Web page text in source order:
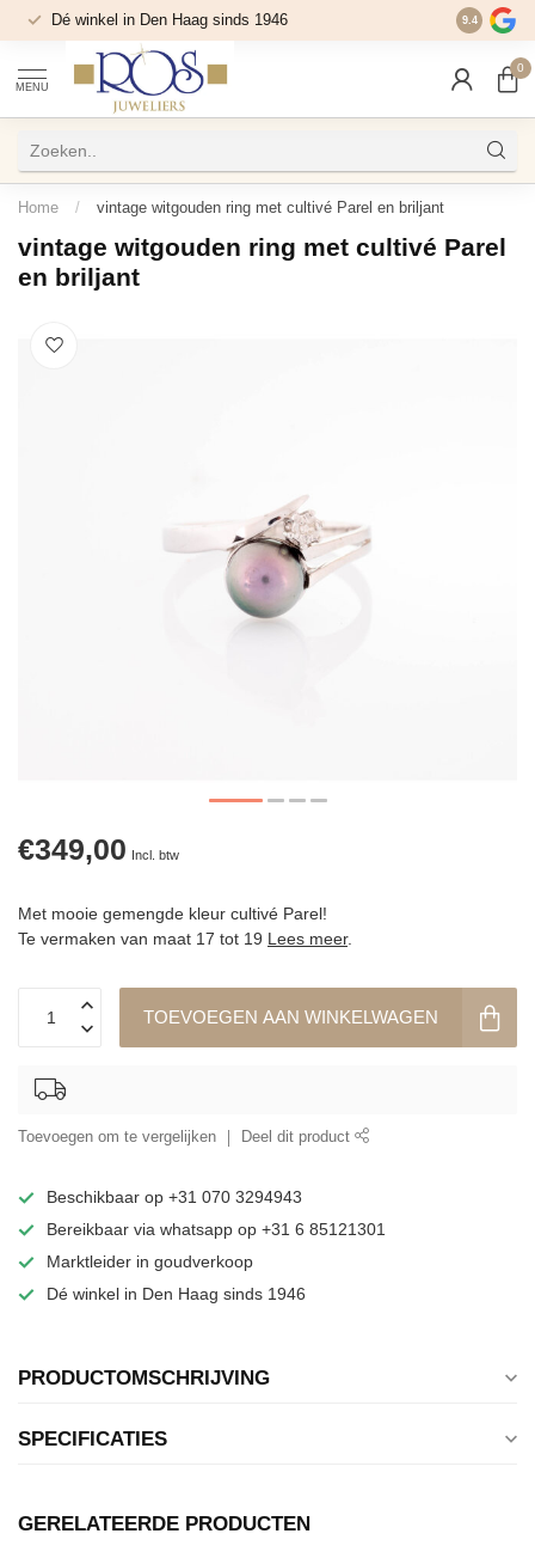
Dé winkel in Den Haag sinds 1946 9.4
MENU
0
Home / vintage witgouden ring met cultivé Parel en briljant
vintage witgouden ring met cultivé Parel
en briljant
€349,00 Incl. btw
Met mooie gemengde kleur cultivé Parel!
Te vermaken van maat 17 tot 19 Lees meer.
TOEVOEGEN AAN WINKELWAGEN
Toevoegen om te vergelijken Deel dit product
Beschikbaar op +31 070 3294943
Bereikbaar via whatsapp op +31 6 85121301
Marktleider in goudverkoop
Dé winkel in Den Haag sinds 1946
PRODUCTOMSCHRIJVING
SPECIFICATIES
GERELATEERDE PRODUCTEN